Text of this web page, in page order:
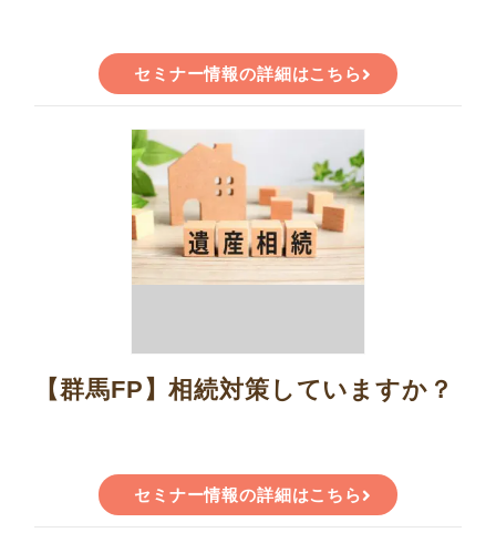
セミナー情報の詳細はこちら
【群馬FP】相続対策していますか？
セミナー情報の詳細はこちら